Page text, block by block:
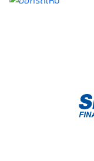
และยอมรับว่
(เช่น ข้าพเจ้า
ยินยอม” ในช่
ข้าพเจ้าแทน